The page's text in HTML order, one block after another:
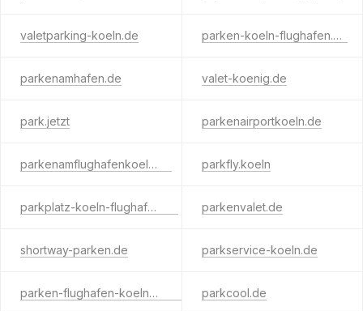
valetparking-koeln.de parken-koeln-flughafen.de
parkenamhafen.de valet-koenig.de
park.jetzt parkenairportkoeln.de
parkenamflughafenkoeln.de parkfly.koeln
parkplatz-koeln-flughafen.de parkenvalet.de
shortway-parken.de parkservice-koeln.de
parken-flughafen-koelnbonn.de parkcool.de